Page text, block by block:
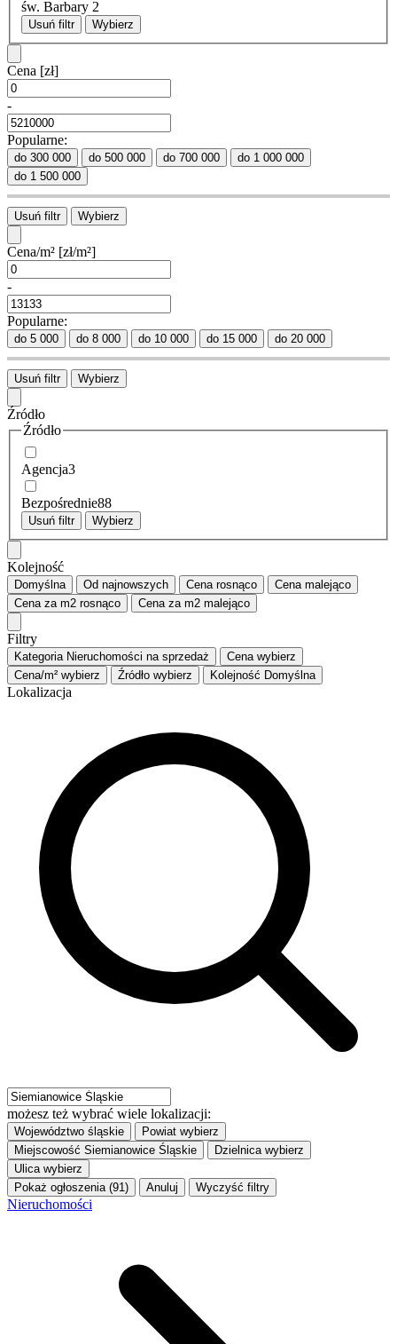
św. Barbary 2
Usuń filtr Wybierz
Cena [zł]
-
Popularne:
do 300 000 do 500 000 do 700 000
do 1 000 000
do 1 500 000
Usuń filtr Wybierz
Cena/m² [zł/m²]
-
Popularne:
do 5 000 do 8 000 do 10 000 do 15 000 do 20 000
Usuń filtr Wybierz
Źródło
Źródło
Agencja3
Bezpośrednie88
Usuń filtr Wybierz
Kolejność
Domyślna Od najnowszych Cena rosnąco Cena malejąco
Cena za m2 rosnąco Cena za m2 malejąco
Filtry
Kategoria Nieruchomości na sprzedaż Cena wybierz
Cena/m² wybierz Źródło wybierz Kolejność Domyślna
Lokalizacja
możesz też wybrać wiele lokalizacji:
Województwo śląskie Powiat wybierz
Miejscowość Siemianowice Śląskie Dzielnica wybierz
Ulica wybierz
Pokaż ogłoszenia (91)
Anuluj Wyczyść filtry
Nieruchomości